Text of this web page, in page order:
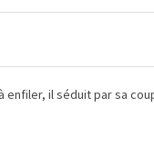
il séduit par sa